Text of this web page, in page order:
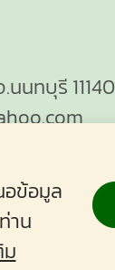
นทบุรี 11140
อข้อมูล
าน